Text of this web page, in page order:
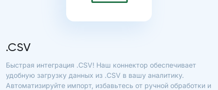
.CSV
Быстрая интеграция .CSV! Наш коннектор обеспечивает
удобную загрузку данных из .CSV в вашу аналитику.
Автоматизируйте импорт, избавьтесь от ручной обработки и